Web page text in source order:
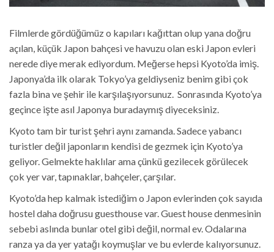
Filmlerde gördüğümüz o kapıları kağıttan olup yana doğru
açılan, küçük Japon bahçesi ve havuzu olan eski Japon evleri
nerede diye merak ediyordum. Meğerse hepsi Kyoto’da imiş.
Japonya’da ilk olarak Tokyo’ya geldiyseniz benim gibi çok
fazla bina ve şehir ile karşılaşıyorsunuz. Sonrasında Kyoto’ya
geçince işte asıl Japonya buradaymış diyeceksiniz.
Kyoto tam bir turist şehri aynı zamanda. Sadece yabancı
turistler değil japonların kendisi de gezmek için Kyoto’ya
geliyor. Gelmekte haklılar ama çünkü gezilecek görülecek
çok yer var, tapınaklar, bahçeler, çarşılar.
Kyoto’da hep kalmak istediğim o Japon evlerinden çok sayıda
hostel daha doğrusu guesthouse var. Guest house denmesinin
sebebi aslında bunlar otel gibi değil, normal ev. Odalarına
ranza ya da yer yatağı koymuşlar ve bu evlerde kalıyorsunuz.